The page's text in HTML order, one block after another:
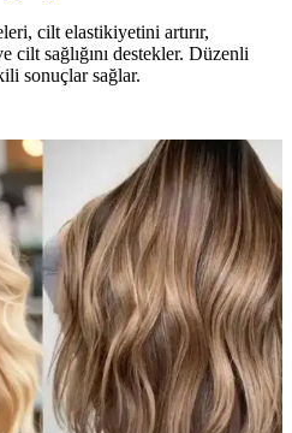
cilt elastikiyetini artırır,
sağlığını destekler. Düzenli
sonuçlar sağlar.